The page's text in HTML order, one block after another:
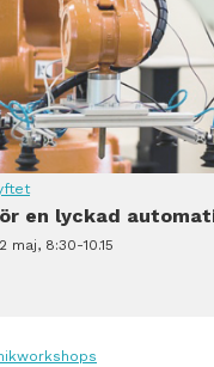
en lyckad
maj, 8:30-10.15